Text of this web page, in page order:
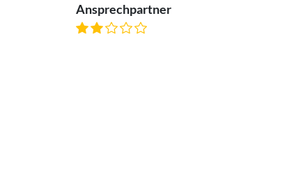
Ansprechpartner